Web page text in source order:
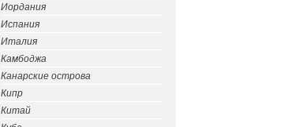
Иордания
Испания
Италия
Камбоджа
Канарские острова
Кипр
Китай